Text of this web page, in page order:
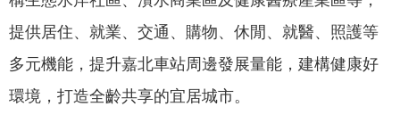
訊
安
政
策
提供居住、就業、交通、購物、休閒、就醫、照護等
多元機能，提升嘉北車站周邊發展量能，建構健康好
環境，打造全齡共享的宜居城市。